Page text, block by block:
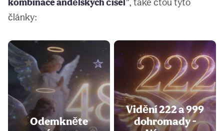
články:
Odemkněte
Vidění 222 a 999
dohromady -